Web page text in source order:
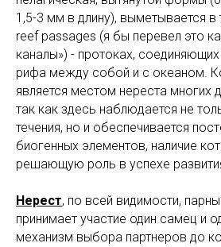
1,5-3 мм в длину), выметывается
reef passages (я бы перевел это
каналы») - протоках,
рифа между собой и с океаном.
является местом нереста многих
так как здесь наблюдается не
течения, но и обеспечивается
биогенных элементов, наличие
решающую роль в успехе
Нерест, по всей видимости,
принимает участие один самец и
механизм выбора партнеров до